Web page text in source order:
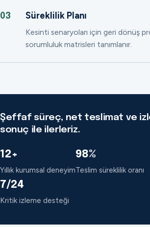
03 Süreklilik Planı
Kesinti senaryoları için geri dönüş
sorumluluk matrisleri tanımlanır.
Şeffaf süreç, net teslimat ve
sonuç ile ilerleriz.
12+
Yıllık kurumsal deneyim
98%
Teslim süreklilik oranı
7/24
Kritik izleme desteği